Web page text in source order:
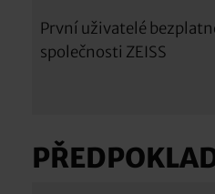
První uživatelé
společnosti ZEISS